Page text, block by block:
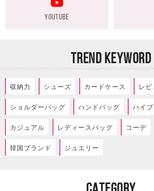
YOUTUBE
TREND KEYWORD
収納力 シューズ カードケース レビ
ショルダーバッグ ハンドバッグ ハイ
カジュアル レディースバッグ コーデ
韓国ブランド ジュエリー